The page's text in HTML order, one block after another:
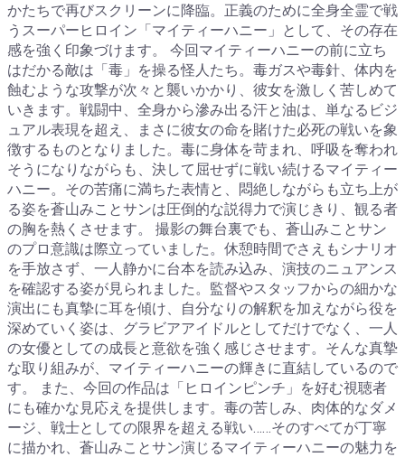
かたちで再びスクリーンに降臨。正義のために全身全霊で戦
うスーパーヒロイン「マイティーハニー」として、その存在
感を強く印象づけます。 今回マイティーハニーの前に立ち
はだかる敵は「毒」を操る怪人たち。毒ガスや毒針、体内を
蝕むような攻撃が次々と襲いかかり、彼女を激しく苦しめて
いきます。戦闘中、全身から滲み出る汗と油は、単なるビジ
ュアル表現を超え、まさに彼女の命を賭けた必死の戦いを象
徴するものとなりました。毒に身体を苛まれ、呼吸を奪われ
そうになりながらも、決して屈せずに戦い続けるマイティー
ハニー。その苦痛に満ちた表情と、悶絶しながらも立ち上が
る姿を蒼山みことサンは圧倒的な説得力で演じきり、観る者
の胸を熱くさせます。 撮影の舞台裏でも、蒼山みことサン
のプロ意識は際立っていました。休憩時間でさえもシナリオ
を手放さず、一人静かに台本を読み込み、演技のニュアンス
を確認する姿が見られました。監督やスタッフからの細かな
演出にも真摯に耳を傾け、自分なりの解釈を加えながら役を
深めていく姿は、グラビアアイドルとしてだけでなく、一人
の女優としての成長と意欲を強く感じさせます。そんな真摯
な取り組みが、マイティーハニーの輝きに直結しているので
す。 また、今回の作品は「ヒロインピンチ」を好む視聴者
にも確かな見応えを提供します。毒の苦しみ、肉体的なダメ
ージ、戦士としての限界を超える戦い……そのすべてが丁寧
に描かれ、蒼山みことサン演じるマイティーハニーの魅力を